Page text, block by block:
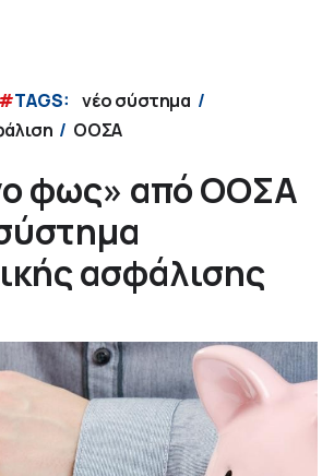
#TAGS: νέο σύστημα
ΟΟΣΑ
φως» από ΟΟΣΑ
ασφάλισης